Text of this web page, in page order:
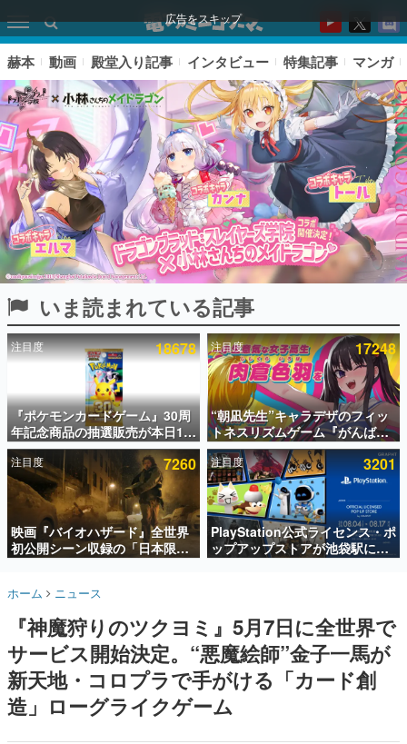
広告をスキップ
ピックアップ
電ファミのいま読まれている記事ランキング
アプリセール情報
インタビュー
連載・特集一覧
殿堂入り記事
SNS拡散数が数千以上！ ページビュー数万以上！ などな
ど。多くの人々に読まれた、電ファミ渾身の“殿堂入り”記
事をまとめました。
名作ゲームクリエイターの方々に製作時のエピソードをお
きます。
赫本
この物語を解いてはいけない。『赫本』は、〈試験問題〉
の形をした短編ホラー小説集です。
赫本 動画 殿堂入り記事 インタビュー 特集記事 マンガ
いま読まれている記事
注目度 18678
『ポケモンカードゲーム』30周
年記念商品の抽選販売が本日12
時より開始。拡張パック「30th
CELEBRATION」のボックス
に、「プレミアムデッキセット
エーフィ・ブラッキー」
「FUTURISTIC BOX」の計3商
品
注目度 17248
“朝凪先生”キャラデザのフィッ
トネスリズムゲーム『がんば
れ！チアリズム』Steamストア
ページが公開。キャラクターの
CVは陽向葵ゅかさん
注目度 7260
映画『バイオハザード』全世界
初公開シーン収録の「日本限
定」予告映像が解禁。バイオの
「ラクーンシティ総合病院」へ
行く配達人の姿が披露
注目度 3201
PlayStation公式ライセンス・ポ
ップアップストアが池袋駅にて
期間限定で開催。夏のアパレル
ホーム ニュース
『神魔狩りのツクヨミ』5月7日に全世界で
サービス開始決定。“悪魔絵師”金子一馬が
新天地・コロプラで手がける「カード創
造」ローグライクゲーム